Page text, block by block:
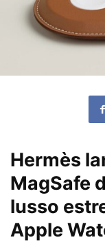
Hermès
MagSafe
lusso
Apple